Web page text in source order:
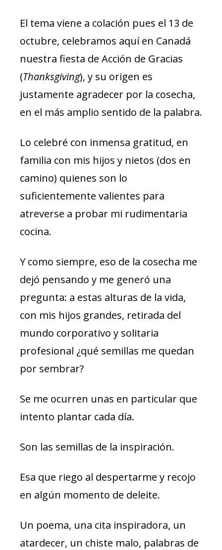
El tema viene a colación pues el 13 de
octubre, celebramos aquí en Canadá
nuestra fiesta de Acción de Gracias
(Thanksgiving), y su origen es
justamente agradecer por la cosecha,
en el más amplio sentido de la palabra.
Lo celebré con inmensa gratitud, en
familia con mis hijos y nietos (dos en
camino) quienes son lo
suficientemente valientes para
atreverse a probar mi rudimentaria
cocina.
Y como siempre, eso de la cosecha me
dejó pensando y me generó una
pregunta: a estas alturas de la vida,
con mis hijos grandes, retirada del
mundo corporativo y solitaria
profesional ¿qué semillas me quedan
por sembrar?
Se me ocurren unas en particular que
intento plantar cada día.
Son las semillas de la inspiración.
Esa que riego al despertarme y recojo
en algún momento de deleite.
Un poema, una cita inspiradora, un
atardecer, un chiste malo, palabras de